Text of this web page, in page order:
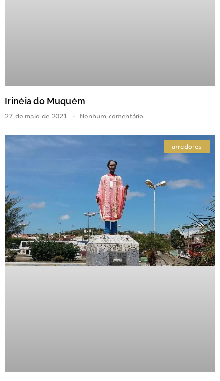
Irinéia do Muquém
27 de maio de 2021 Nenhum comentário
arredores